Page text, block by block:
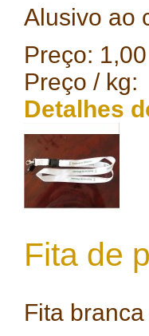
Alusivo ao
Preço:
Preço / kg:
Detalhes
Fita de
Fita